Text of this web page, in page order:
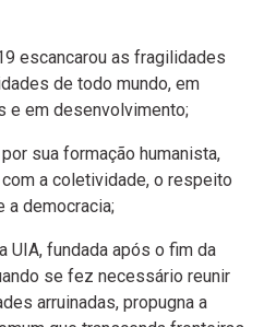
escancarou as fragilidades
de todo mundo, em
e em desenvolvimento;
sua formação humanista,
a coletividade, o respeito
a democracia;
UIA, fundada após o fim da
se fez necessário reunir
arruinadas, propugna a